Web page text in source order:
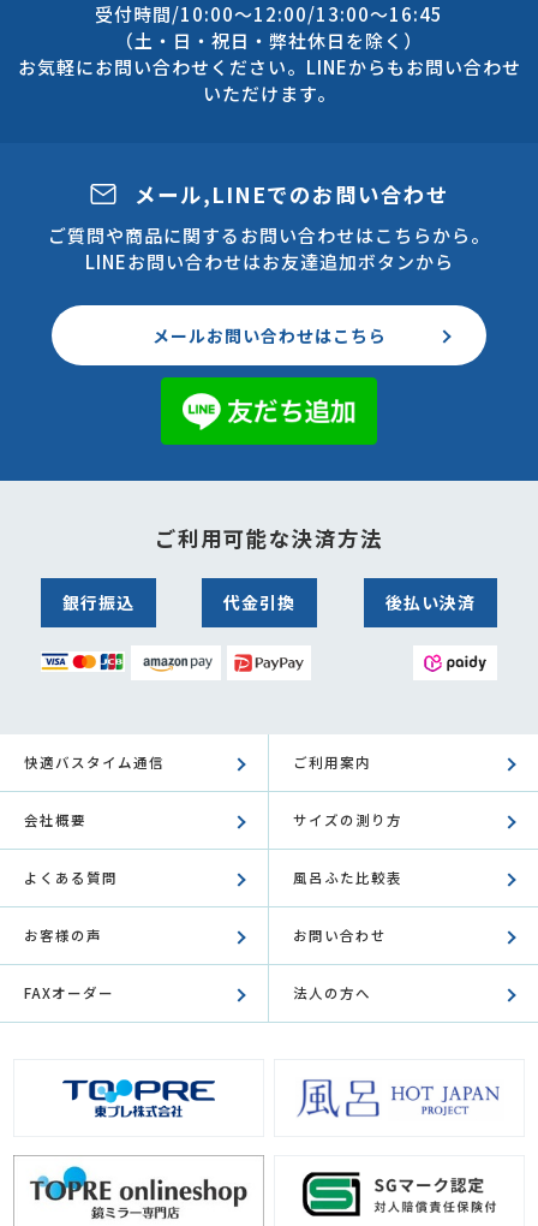
受付時間/10:00～12:00/13:00～16:45
（土・日・祝日・弊社休日を除く）
お気軽にお問い合わせください。LINEからもお問い合わせ
いただけます。
メール,LINEでのお問い合わせ
ご質問や商品に関するお問い合わせはこちらから。
LINEお問い合わせはお友達追加ボタンから
メールお問い合わせはこちら
ご利用可能な決済方法
銀行振込 代金引換 後払い決済
快適バスタイム通信 ご利用案内
会社概要 サイズの測り方
よくある質問 風呂ふた比較表
お客様の声 お問い合わせ
FAXオーダー 法人の方へ